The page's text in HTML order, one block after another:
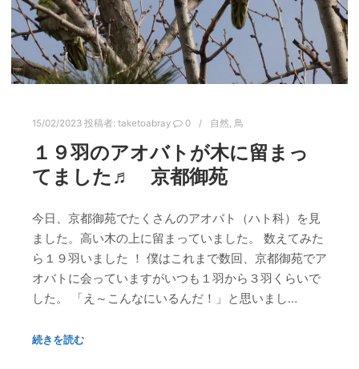
15/02/2023 投稿者: taketoabray 0 自然, 鳥
１９羽のアオバトが木に留まっ
てました♬ 京都御苑
今日、京都御苑でたくさんのアオバト（ハト科）を見
ました。高い木の上に留まっていました。 数えてみた
ら１９羽いました ！ 僕はこれまで数回、京都御苑でア
オバトに会っていますがいつも１羽から３羽くらいで
した。 「え～こんなにいるんだ！」と思いまし…
続きを読む